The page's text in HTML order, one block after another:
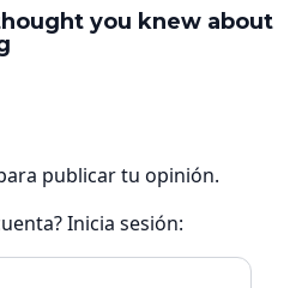
publicar tu opinión.
Inicia sesión: